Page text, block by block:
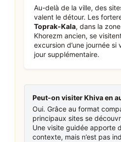
Au-delà de la ville, des
valent le détour. Les
Toprak‑Kala, dans la
Khorezm ancien, se
excursion d’une journée si
jour supplémentaire.
Peut-on visiter Khiva en
Oui. Grâce au format
principaux sites se
Une visite guidée apporte
contexte, mais n’est pas